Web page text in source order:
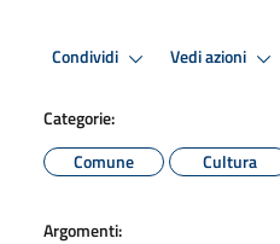
Condividi Vedi azioni
Categorie:
Comune
Cultura
Argomenti: